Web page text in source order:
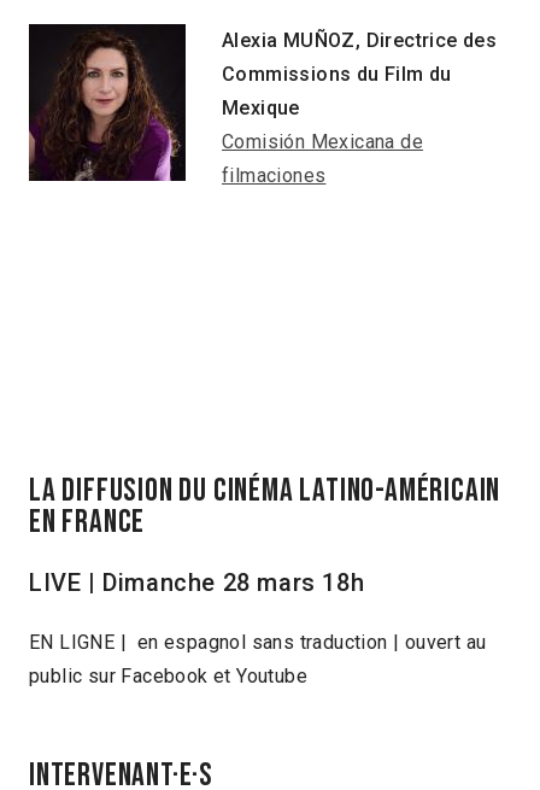
Alexia MUÑOZ, Directrice des
Commissions du Film du
Mexique
Comisión Mexicana de
filmaciones
La diffusion du cinéma latino-américain
en France
LIVE | Dimanche 28 mars 18h
EN LIGNE | en espagnol sans traduction | ouvert au
public sur Facebook et Youtube
INTERVENANT·E·S